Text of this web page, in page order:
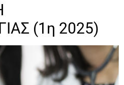
(1η 2025)